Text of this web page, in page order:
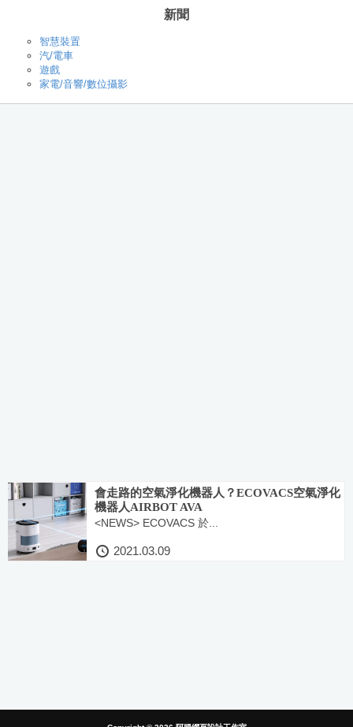
新聞
智慧裝置
汽/電車
遊戲
家電/音響/數位攝影
會走路的空氣淨化機器人？ECOVACS空氣淨化
機器人AIRBOT AVA
<NEWS> ECOVACS 於...
2021.03.09